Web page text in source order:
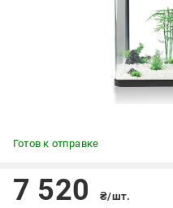
Готов к отправке
7 520 ₴/шт.